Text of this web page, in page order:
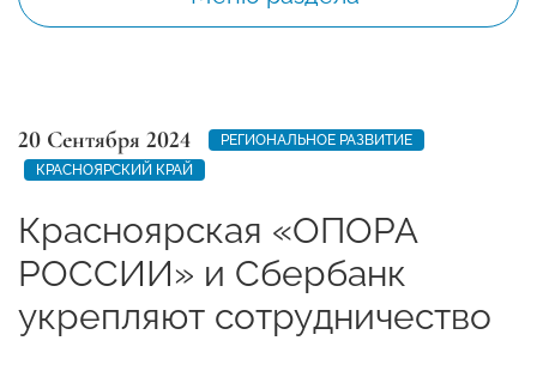
20 Сентября 2024
РЕГИОНАЛЬНОЕ РАЗВИТИЕ
КРАСНОЯРСКИЙ КРАЙ
Красноярская «ОПОРА
РОССИИ» и Сбербанк
укрепляют сотрудничество